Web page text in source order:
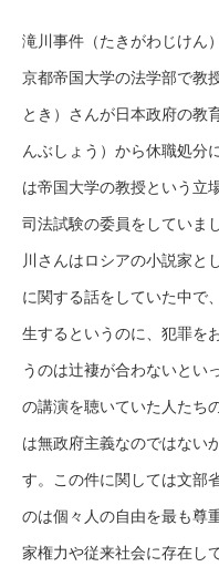
滝川事件（たきがわじけん
京都帝国大学の法学部で教
とき）さんが日本政府の教
んぶしょう）から休職処分
は帝国大学の教授という立
司法試験の委員をしていま
川さんはロシアの小説家と
に関する話をしていた中で
生するというのに、犯罪を
うのは辻褄が合わないとい
の講演を聴いていた人たち
は無政府主義なのではない
す。この件に関しては文部
のは個々人の自由を最も尊
家権力や従来社会に存在し